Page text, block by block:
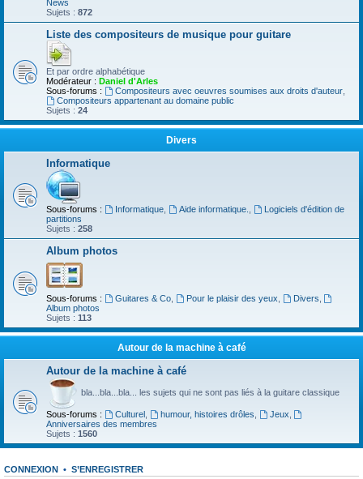
News
Sujets : 872
Liste des compositeurs de musique pour guitare
Et par ordre alphabétique
Modérateur : Daniel d'Arles
Sous-forums :
Compositeurs avec oeuvres soumises aux droits d'auteur,
Compositeurs appartenant au domaine public
Sujets : 24
Divers
Informatique
Sous-forums : Informatique, Aide informatique.
Logiciels d'édition de
partitions
Sujets : 258
Album photos
Sous-forums : Guitares & Co, Pour le plaisir des yeux Divers
Album photos
Sujets : 113
Autour de la machine à café
Autour de la machine à café
bla...bla...bla... les sujets qui ne sont pas liés à la guitare classique
Sous-forums : Culturel, humour, histoires drôles Jeux
Anniversaires des membres
Sujets : 1560
CONNEXION • S’ENREGISTRER